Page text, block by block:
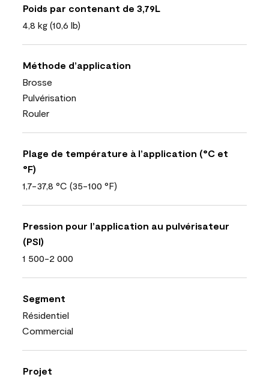
Poids par contenant de 3,79L
4,8 kg (10,6 lb)
Méthode d’application
Brosse
Pulvérisation
Rouler
Plage de température à l’application (°C et
°F)
1,7-37,8 °C (35-100 °F)
Pression pour l’application au pulvérisateur
(PSI)
1 500-2 000
Segment
Résidentiel
Commercial
Projet